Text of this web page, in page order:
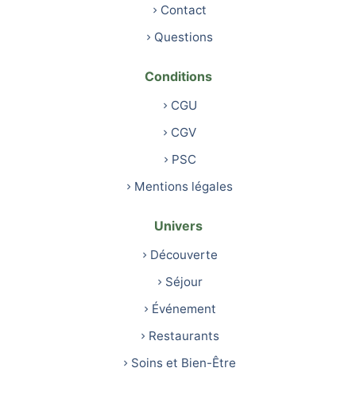
Contact
Questions
Conditions
CGU
CGV
PSC
Mentions légales
Univers
Découverte
Séjour
Événement
Restaurants
Soins et Bien-Être